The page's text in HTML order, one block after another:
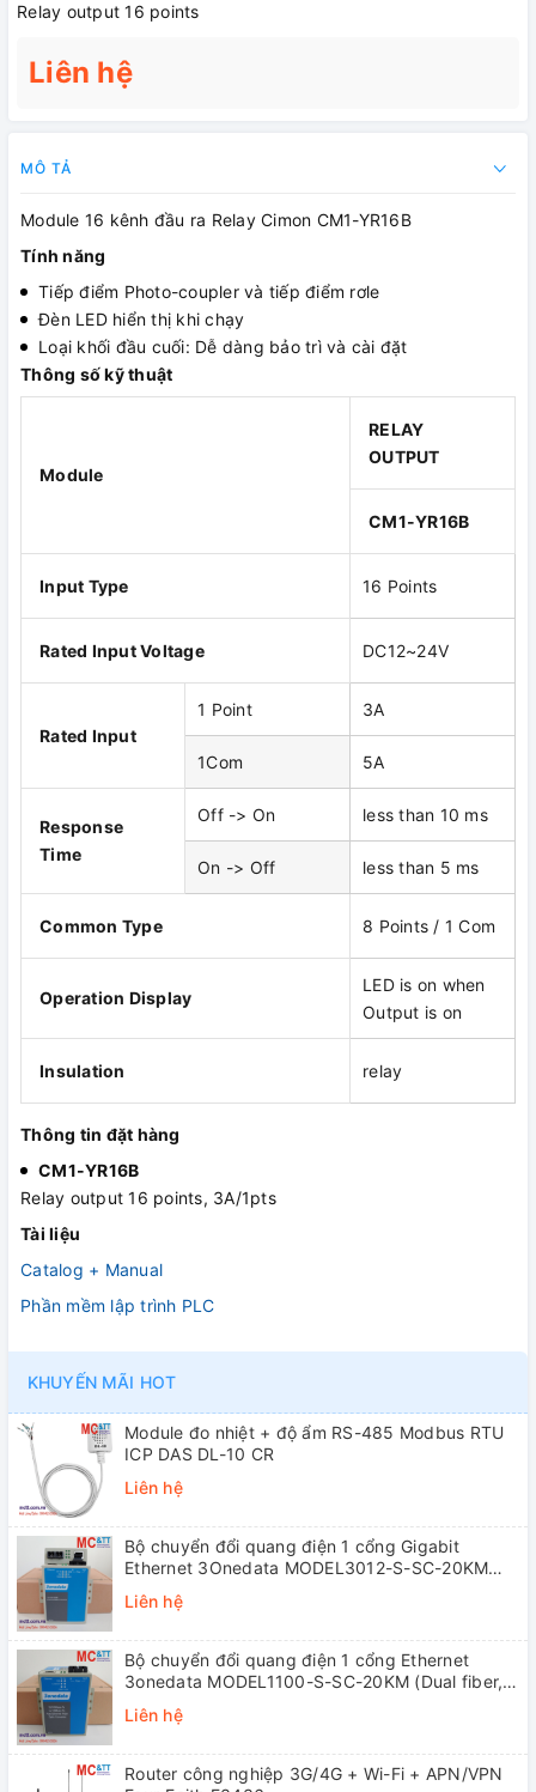
Relay output 16 points
Liên hệ
MÔ TẢ
Module 16 kênh đầu ra Relay Cimon CM1-YR16B
Tính năng
Tiếp điểm Photo-coupler và tiếp điểm rơle
Đèn LED hiển thị khi chạy
Loại khối đầu cuối: Dễ dàng bảo trì và cài đặt
Thông số kỹ thuật
Module
RELAY
OUTPUT
CM1-YR16B
Input Type 16 Points
Rated Input Voltage DC12~24V
Rated Input
1 Point 3A
1Com 5A
Response
Time
Off -> On less than 10 ms
On -> Off less than 5 ms
Common Type 8 Points / 1 Com
Operation Display
LED is on when
Output is on
Insulation relay
Thông tin đặt hàng
CM1-YR16B
Relay output 16 points, 3A/1pts
Tài liệu
Catalog + Manual
Phần mềm lập trình PLC
KHUYẾN MÃI HOT
Module đo nhiệt + độ ẩm RS-485 Modbus RTU
ICP DAS DL-10 CR
Liên hệ
Bộ chuyển đổi quang điện 1 cổng Gigabit
Ethernet 3Onedata MODEL3012-S-SC-20KM
Liên hệ
Bộ chuyển đổi quang điện 1 cổng Ethernet
3onedata MODEL1100-S-SC-20KM (Dual fiber,
Liên hệ
Router công nghiệp 3G/4G + Wi-Fi + APN/VPN